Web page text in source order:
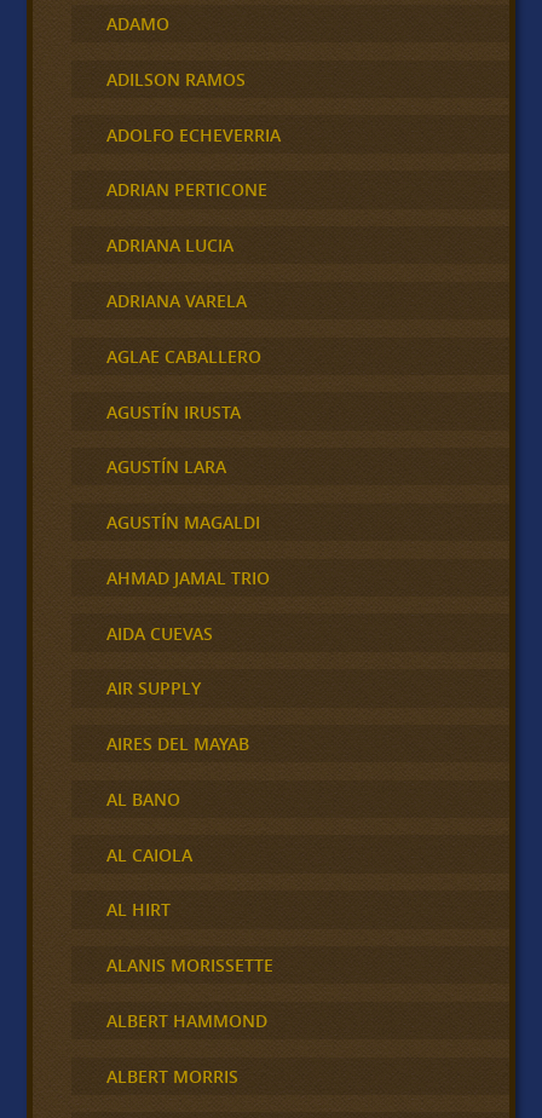
ADAMO
ADILSON RAMOS
ADOLFO ECHEVERRIA
ADRIAN PERTICONE
ADRIANA LUCIA
ADRIANA VARELA
AGLAE CABALLERO
AGUSTÍN IRUSTA
AGUSTÍN LARA
AGUSTÍN MAGALDI
AHMAD JAMAL TRIO
AIDA CUEVAS
AIR SUPPLY
AIRES DEL MAYAB
AL BANO
AL CAIOLA
AL HIRT
ALANIS MORISSETTE
ALBERT HAMMOND
ALBERT MORRIS